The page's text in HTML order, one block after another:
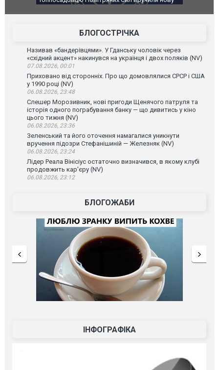
атаку. ВІДЕО
БЛОГОСТРІЧКА
Називав «бандерівцями». У Гданську чоловік через
«східний акцент» накинувся на українця і двох поляків (NV)
07.08.2026, 00:01
Приховано від сторонніх. Про що домовлялися СРСР і США
у 1990 році (NV)
06.08.2026, 23:48
Слешер Морозивник, нові пригоди Щенячого патруля та
історія одного пограбування банку — що дивитись у кіно
цього тижня (NV)
06.08.2026, 23:36
Зеленський та його оточення намагалися уникнути
вручення підозри Стефанішиній — Железняк (NV)
06.08.2026, 23:24
Лідер Реала Вінісіус остаточно визначився, в якому клубі
продовжить кар'єру (NV)
06.08.2026, 23:12
БЛОГОЖАБИ
ІНФОГРАФІКА